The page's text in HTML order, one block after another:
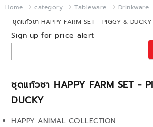
Home category Tableware Drinkware
ชุดแก้วชา HAPPY FARM SET - PIGGY & DUCKY
ชุดแก้วชา HAPPY FARM SET -
DUCKY
HAPPY ANIMAL COLLECTION
Sign up for price alert